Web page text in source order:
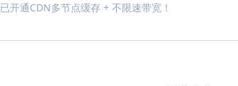
已开通CDN多节点缓存 + 不限速带宽！